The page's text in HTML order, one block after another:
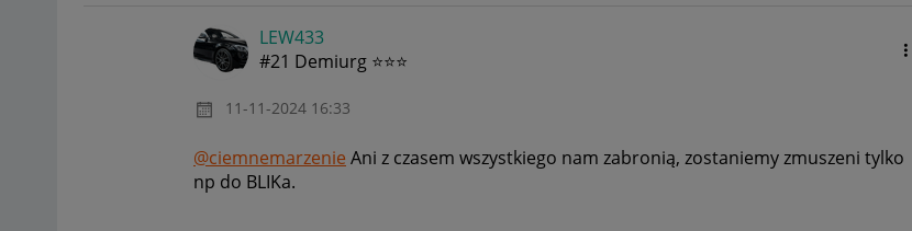
LEW433
#21 Demiurg ⭐⭐⭐
‎11-11-2024 16:33
@ciemnemarzenie Ani z czasem wszystkiego nam zabronią, zostaniemy zmuszeni tylko
np do BLIKa.